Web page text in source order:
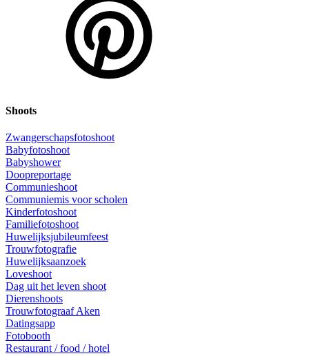
Shoots
Zwangerschapsfotoshoot
Babyfotoshoot
Babyshower
Doopreportage
Communieshoot
Communiemis voor scholen
Kinderfotoshoot
Familiefotoshoot
Huwelijksjubileumfeest
Trouwfotografie
Huwelijksaanzoek
Loveshoot
Dag uit het leven shoot
Dierenshoots
Trouwfotograaf Aken
Datingsapp
Fotobooth
Restaurant / food / hotel